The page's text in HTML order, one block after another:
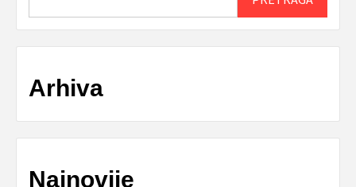
Arhiva
Najnovije